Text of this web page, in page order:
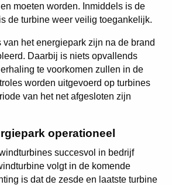
moeten worden. Inmiddels is de
de turbine weer veilig toegankelijk.
van het energiepark zijn na de brand
Daarbij is niets opvallends
te voorkomen zullen in de
worden uitgevoerd op turbines
van het net afgesloten zijn
operationeel
succesvol in bedrijf
volgt in de komende
is dat de zesde en laatste turbine